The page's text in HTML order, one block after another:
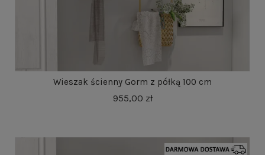
Wieszak ścienny Gorm z półką 100 cm
955,00 zł